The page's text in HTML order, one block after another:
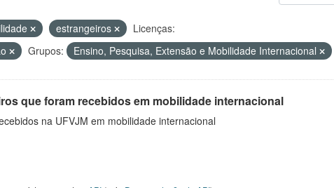
estrangeiros
Licenças:
Grupos: Ensino, Pesquisa, Extensão e Mobilidade Internacional
que foram recebidos em mobilidade internacional
na UFVJM em mobilidade internacional